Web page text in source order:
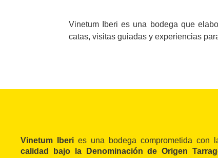
Vinetum Iberi es una bodega que
catas, visitas guiadas y experiencias
Vinetum Iberi es una bodega comprometida con
calidad bajo la Denominación de Origen